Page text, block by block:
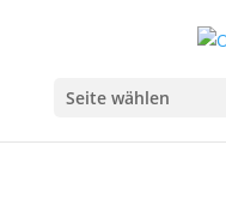
Seite wählen